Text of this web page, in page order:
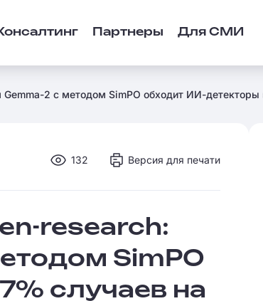
Партнеры Для СМИ
2 с методом SimPO обходит ИИ-детекторы
132 Версия для печати
research:
SimPO
случаев на